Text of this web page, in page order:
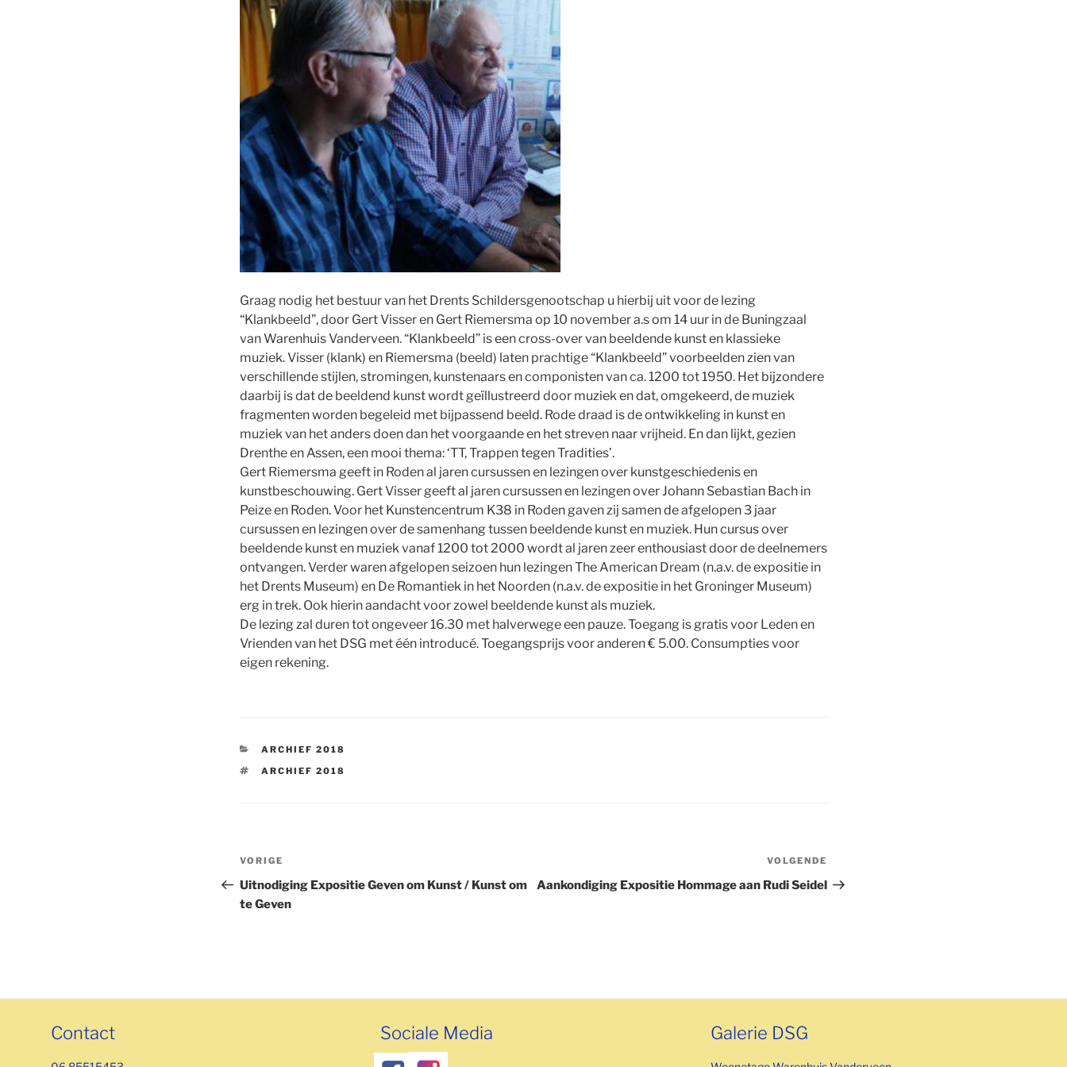
Graag nodig het bestuur van het Drents Schildersgenootschap u hierbij uit voor de lezing
“Klankbeeld”, door Gert Visser en Gert Riemersma op 10 november a.s om 14 uur in de Buningzaal
van Warenhuis Vanderveen. “Klankbeeld” is een cross-over van beeldende kunst en klassieke
muziek. Visser (klank) en Riemersma (beeld) laten prachtige “Klankbeeld” voorbeelden zien van
verschillende stijlen, stromingen, kunstenaars en componisten van ca. 1200 tot 1950. Het bijzondere
daarbij is dat de beeldend kunst wordt geïllustreerd door muziek en dat, omgekeerd, de muziek
fragmenten worden begeleid met bijpassend beeld. Rode draad is de ontwikkeling in kunst en
muziek van het anders doen dan het voorgaande en het streven naar vrijheid. En dan lijkt, gezien
Drenthe en Assen, een mooi thema: ‘TT, Trappen tegen Tradities’.
Gert Riemersma geeft in Roden al jaren cursussen en lezingen over kunstgeschiedenis en
kunstbeschouwing. Gert Visser geeft al jaren cursussen en lezingen over Johann Sebastian Bach in
Peize en Roden. Voor het Kunstencentrum K38 in Roden gaven zij samen de afgelopen 3 jaar
cursussen en lezingen over de samenhang tussen beeldende kunst en muziek. Hun cursus over
beeldende kunst en muziek vanaf 1200 tot 2000 wordt al jaren zeer enthousiast door de deelnemers
ontvangen. Verder waren afgelopen seizoen hun lezingen The American Dream (n.a.v. de expositie in
het Drents Museum) en De Romantiek in het Noorden (n.a.v. de expositie in het Groninger Museum)
erg in trek. Ook hierin aandacht voor zowel beeldende kunst als muziek.
De lezing zal duren tot ongeveer 16.30 met halverwege een pauze. Toegang is gratis voor Leden en
Vrienden van het DSG met één introducé. Toegangsprijs voor anderen € 5.00. Consumpties voor
eigen rekening.
CATEGORIEËN
ARCHIEF 2018
TAGS
ARCHIEF 2018
Bericht
navigatie
Vorig
bericht
VORIGE
Uitnodiging Expositie Geven om Kunst / Kunst om
te Geven
bericht
VOLGENDE
Aankondiging Expositie Hommage aan Rudi Seidel
Contact Sociale Media Galerie DSG